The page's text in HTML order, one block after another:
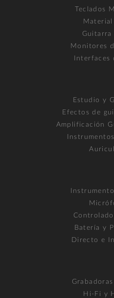
Teclados
Material
Guitarra
Monitores
Interfaces
Estudio y
Efectos de
Amplificación
Batería y
Directo e
Hi-Fi y